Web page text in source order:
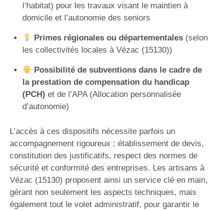
l’habitat) pour les travaux visant le maintien à
domicile et l’autonomie des seniors
Primes régionales ou départementales(selon
les collectivités locales à Vézac (15130))
Possibilité de subventions dans le cadre de
la prestation de compensation du handicap
(PCH) et de l’APA (Allocation personnalisée
d’autonomie)
L’accès à ces dispositifs nécessite parfois un
accompagnement rigoureux : établissement de devis,
constitution des justificatifs, respect des normes de
sécurité et conformité des entreprises. Les artisans à
Vézac (15130) proposent ainsi un service clé en main,
gérant non seulement les aspects techniques, mais
également tout le volet administratif, pour garantir le